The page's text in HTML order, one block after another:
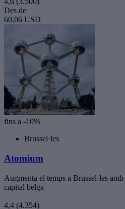
Des de
60,06 USD
fins a -10%
Brussel·les
Atomium
Augmenta el temps a Brussel·les
capital belga
4,4 (4.354)